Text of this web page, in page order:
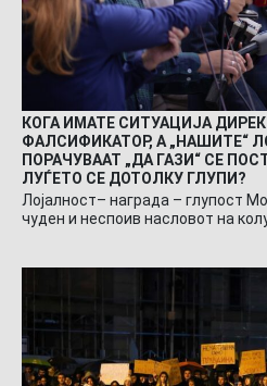
КОГА ИМАТЕ СИТУАЦИЈА
ФАЛСИФИКАТОР, А „НАШИТЕ“
ПОРАЧУВААТ „ДА ГАЗИ“ СЕ
ЛУЃЕТО СЕ ДОТОЛКУ ГЛУПИ?
Лојалност– награда – глупост
чуден и неспоив насловот на